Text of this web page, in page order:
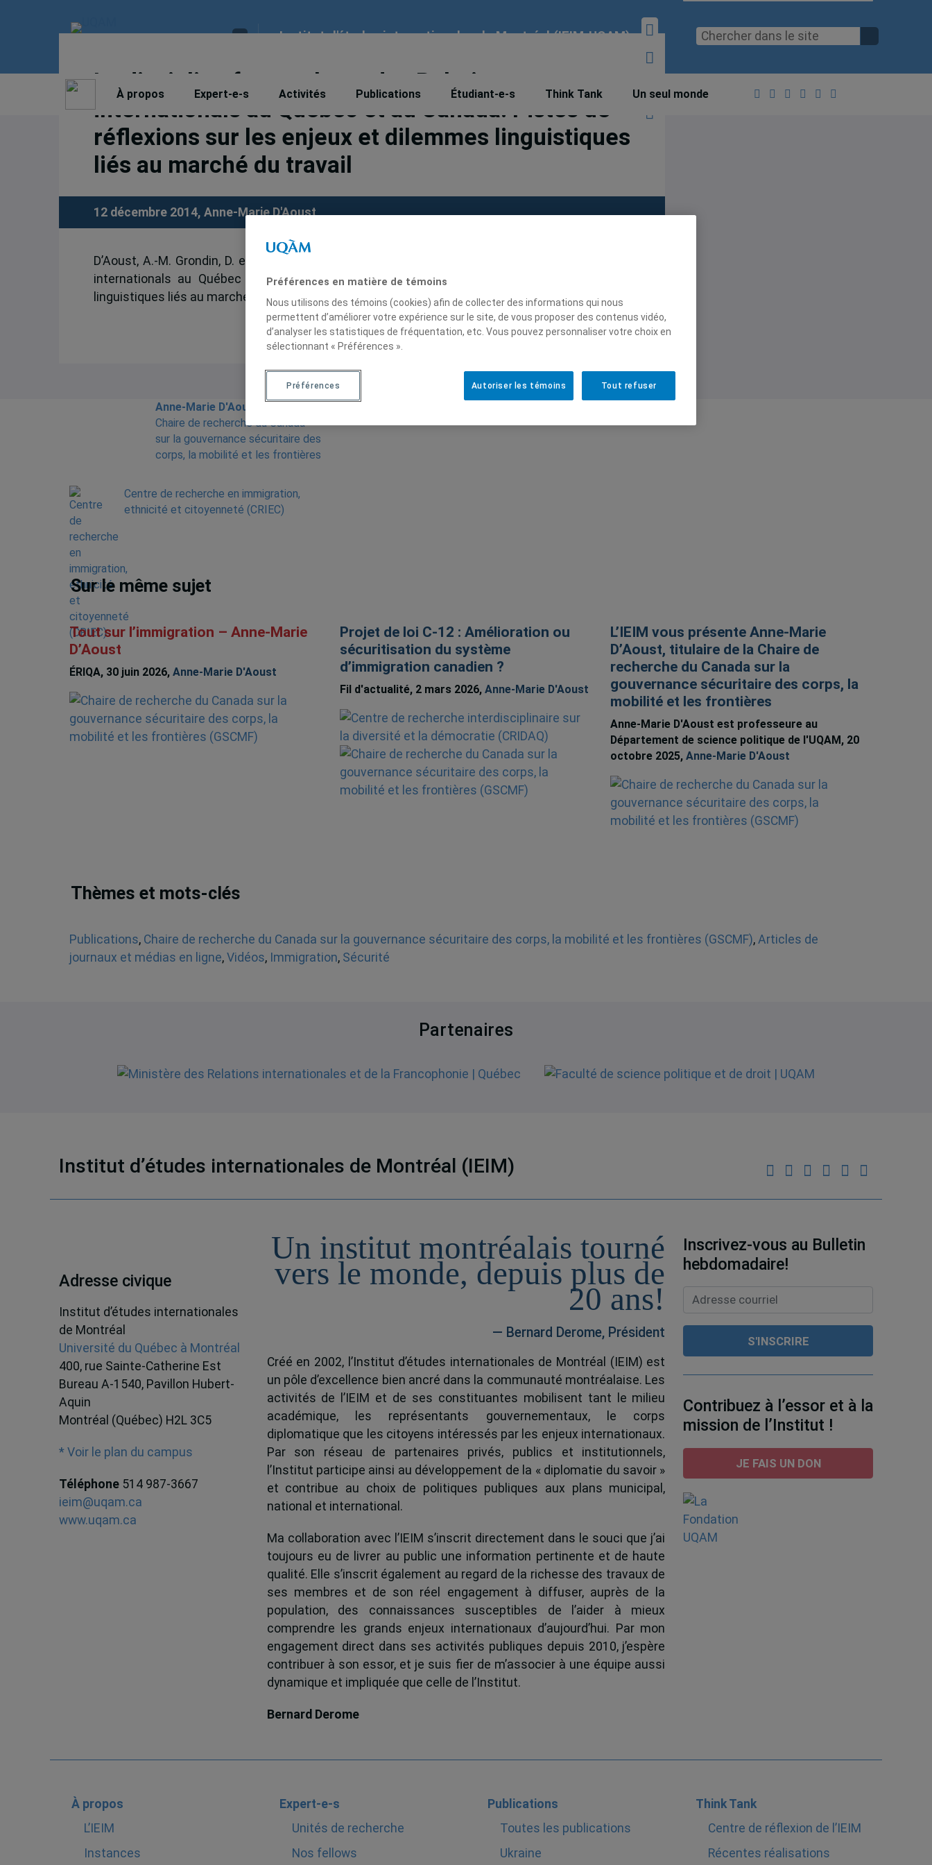
Institut d'études internationales de Montréal (IEIM-UQAM)
À propos Expert-e-s Activités Publications Étudiant-e-s Think Tank Un seul monde
La discipline francophone des Relations
internationals au Québec et au Canada. Pistes de
réflexions sur les enjeux et dilemmes linguistiques
liés au marché du travail
12 décembre 2014, Anne-Marie D'Aoust
D’Aoust, A.-M. Grondin, D. et Racine-Sibulka, P. (2013). «La discipline francophone des Relations
internationals au Québec et au Canada. Pistes de réflexions sur les enjeux et dilemmes
linguistiques liés au marché du travail », Politique et Sociétés, vol. 31, n° 3, p. 9-37.
Anne-Marie D'Aoust
Chaire de recherche du Canada
sur la gouvernance sécuritaire des
corps, la mobilité et les frontières
Centre de recherche en immigration,
ethnicité et citoyenneté (CRIEC)
Sur le même sujet
Tout sur l’immigration – Anne-Marie
D’Aoust
ÉRIQA, 30 juin 2026, Anne-Marie D'Aoust
Projet de loi C-12 : Amélioration ou
sécuritisation du système
d’immigration canadien ?
Fil d'actualité, 2 mars 2026, Anne-Marie D'Aoust
L’IEIM vous présente Anne-Marie
D’Aoust, titulaire de la Chaire de
recherche du Canada sur la
gouvernance sécuritaire des corps, la
mobilité et les frontières
Anne-Marie D'Aoust est professeure au
Département de science politique de l'UQAM, 20
octobre 2025, Anne-Marie D'Aoust
Thèmes et mots-clés
Publications, Chaire de recherche du Canada sur la gouvernance sécuritaire des corps, la mobilité et les frontières (GSCMF), Articles de
journaux et médias en ligne, Vidéos, Immigration, Sécurité
Partenaires
Institut d’études internationales de Montréal (IEIM)
Adresse civique
Institut d’études internationales
de Montréal
Université du Québec à Montréal
400, rue Sainte-Catherine Est
Bureau A-1540, Pavillon Hubert-
Aquin
Montréal (Québec) H2L 3C5
* Voir le plan du campus
Téléphone 514 987-3667
ieim@uqam.ca
www.uqam.ca
Un institut montréalais tourné
vers le monde, depuis plus de
20 ans!
— Bernard Derome, Président
Créé en 2002, l’Institut d’études internationales de Montréal (IEIM) est
un pôle d’excellence bien ancré dans la communauté montréalaise. Les
activités de l’IEIM et de ses constituantes mobilisent tant le milieu
académique, les représentants gouvernementaux, le corps
diplomatique que les citoyens intéressés par les enjeux internationaux.
Par son réseau de partenaires privés, publics et institutionnels,
l’Institut participe ainsi au développement de la « diplomatie du savoir »
et contribue au choix de politiques publiques aux plans municipal,
national et international.
Ma collaboration avec l’IEIM s’inscrit directement dans le souci que j’ai
toujours eu de livrer au public une information pertinente et de haute
qualité. Elle s’inscrit également au regard de la richesse des travaux de
ses membres et de son réel engagement à diffuser, auprès de la
population, des connaissances susceptibles de l’aider à mieux
comprendre les grands enjeux internationaux d’aujourd’hui. Par mon
engagement direct dans ses activités publiques depuis 2010, j’espère
contribuer à son essor, et je suis fier de m’associer à une équipe aussi
dynamique et impliquée que celle de l’Institut.
Bernard Derome
Inscrivez-vous au Bulletin
hebdomadaire!
Contribuez à l’essor et à la
mission de l’Institut !
JE FAIS UN DON
À propos
L’IEIM
Instances
Expert-e-s
Unités de recherche
Nos fellows
Publications
Toutes les publications
Ukraine
Think Tank
Centre de réflexion de l’IEIM
Récentes réalisations
Préférences en matière de témoins
Nous utilisons des témoins (cookies) afin de collecter des informations qui nous
permettent d’améliorer votre expérience sur le site, de vous proposer des contenus vidéo,
d’analyser les statistiques de fréquentation, etc. Vous pouvez personnaliser votre choix en
sélectionnant « Préférences ».
Tout refuser
Autoriser les témoins
Préférences